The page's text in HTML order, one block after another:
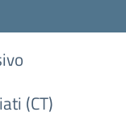
(CT)